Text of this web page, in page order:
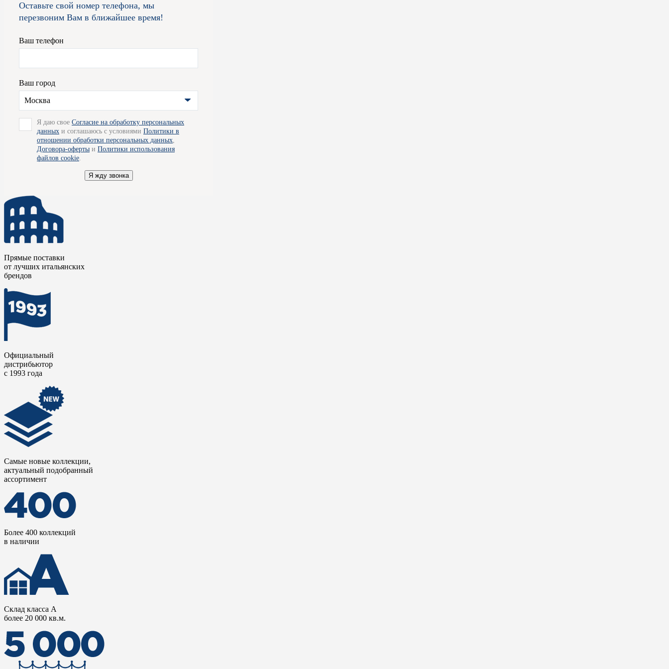
цепочке, бережному отношению и хранению, компания Credit Ceramica станет для вас надежным партнером на
лучших условиях. Так же мы готовы организовать для вас доставку товара по Москве.
Оставьте свой номер телефона, мы
перезвоним Вам в ближайшее время!
Ваш телефон
Ваш город
Москва
Я даю свое Согласие на обработку персональных
данных и соглашаюсь с условиями Политики в
отношении обработки персональных данных,
Договора-оферты и Политики использования
файлов cookie.
Я жду звонка
Прямые поставки
от лучших итальянских
брендов
Официальный
дистрибьютор
с 1993 года
Самые новые коллекции,
актуальный подобранный
ассортимент
Более 400 коллекций
в наличии
Склад класса А
более 20 000 кв.м.